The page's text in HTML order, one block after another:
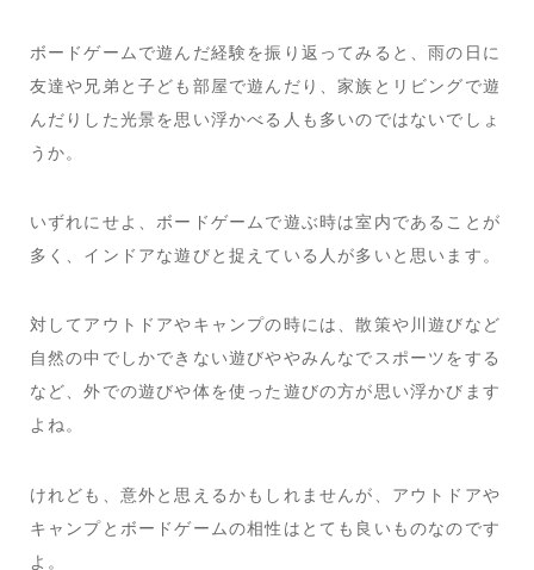
ボードゲームで遊んだ経験を振り返ってみると、雨の日に
友達や兄弟と子ども部屋で遊んだり、家族とリビングで遊
んだりした光景を思い浮かべる人も多いのではないでしょ
うか。
いずれにせよ、ボードゲームで遊ぶ時は室内であることが
多く、インドアな遊びと捉えている人が多いと思います。
対してアウトドアやキャンプの時には、散策や川遊びなど
自然の中でしかできない遊びややみんなでスポーツをする
など、外での遊びや体を使った遊びの方が思い浮かびます
よね。
けれども、意外と思えるかもしれませんが、アウトドアや
キャンプとボードゲームの相性はとても良いものなのです
よ。